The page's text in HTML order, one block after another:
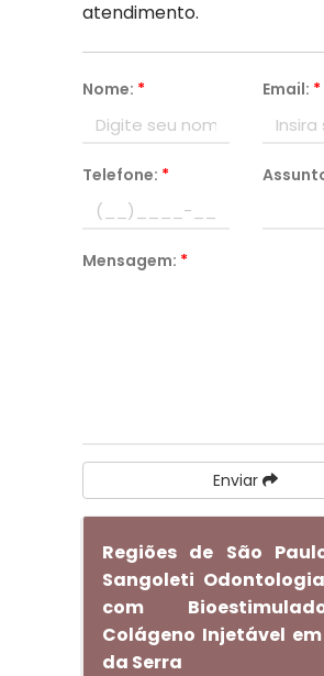
atendimento.
Nome: * Email: *
Telefone: *
Mensagem: *
Enviar
Regiões de São
Sangoleti
com
Colágeno Injetável
da Serra